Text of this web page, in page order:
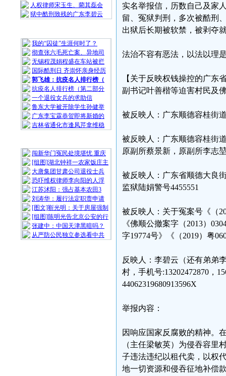
人权律师宋玉生、藺其磊会
狱中酷刑致残的广东李碧云
我的“囚徒”生涯何时了？
彻查张六毛死亡案、异地司
无锡程茂娟程盛在车站被拦
国际酷刑日 齐崇怀亲身经历
郭飞雄：抗疫名人排行榜（
抗疫名人排行榜（第二部分
一个退役女兵的求助信
鲁东大学被开除学生孙健举
广东李宝霖恭贺即将新婚的
吉林省通化市逢凤芹拿维稳
闯新华门冤民处境堪忧 重庆
[组图]湖北钟祥一农家饭庄主
大唐集团甘肃公司退役士兵
恐吓维权律师李向阳的人浮
江苏沭阳：强占基本农田3
刘涛华：履行法定职责申请
[图文]靳光明：关于房屋强制
[组图]陈明光告北京公安的行
张建中：中国天津黑暗吗？
从严防公民独立参选看中共
实名举报信，历数自己及家
留、冤狱判刑，多次被酷刑
出狱后长期被软禁，被剥夺
法治不容有恶法，以法以理
【关于反映权钱操控的广东
副书记叶善楷等迫害村民及
被反映人：广东顺德容桂街
被反映人：广东顺德容桂街
原副所蔡景新，原副所李志
被反映人：广东省顺德大良
监狱陆娟警号4455551
被反映人：关于冤案号《（
《佛顺公撤案字（2013）
字19774号》《（2019）粤
反映人：李碧云（还有弟弟
村，手机号:13202472870，
44062319680913596X
举报内容：
因响应国家反腐败的精神。
（主任梁敏英）为侵吞容里
子违法违纪以租代卖，以权
地一切资源和侵吞征地补偿